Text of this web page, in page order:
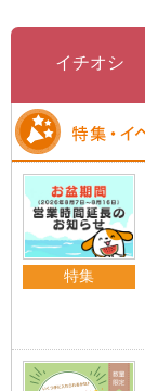
イチオシ
特集